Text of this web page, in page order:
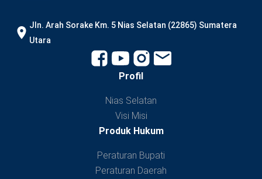
JIn. Arah Sorake Km. 5 Nias Selatan (22865) Sumatera
Utara
Profil
Nias Selatan
Visi Misi
Produk Hukum
Peraturan Bupati
Peraturan Daerah